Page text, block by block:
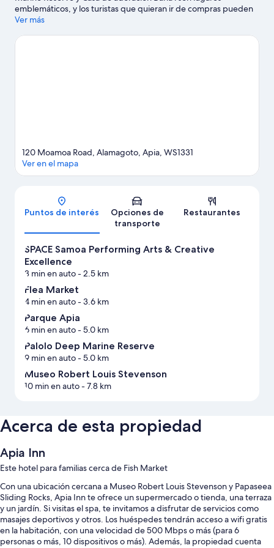
emblemáticos, y los turistas que quieran ir de compras pueden
visitar Flea Market y Fish Market. ¿Quieres asistir a un evento o
actividades de Parque Apia. Las actividades como snorkel y
Ver más
Mapa
120 Moamoa Road, Alamagoto, Apia, WS1331
Ver en el mapa
Puntos de interés
Opciones de
transporte
Restaurantes
SPACE Samoa Performing Arts & Creative
Excellence
3 min en auto- 2.5 km
Flea Market
4 min en auto- 3.6 km
Parque Apia
6 min en auto- 5.0 km
Palolo Deep Marine Reserve
9 min en auto- 5.0 km
Museo Robert Louis Stevenson
10 min en auto- 7.8 km
Acerca de esta propiedad
Apia Inn
Este hotel para familias cerca de Fish Market
Con una ubicación cercana a Museo Robert Louis Stevenson y Papaseea
Sliding Rocks, Apia Inn te ofrece un supermercado o tienda, una terraza
y un jardín. Si visitas el spa, te invitamos a disfrutar de servicios como
masajes deportivos y otros. Los huéspedes tendrán acceso a wifi gratis
en la habitación, con una velocidad de 500 Mbps o más (para 6
personas o más, 10 dispositivos o más). Además, la propiedad cuenta